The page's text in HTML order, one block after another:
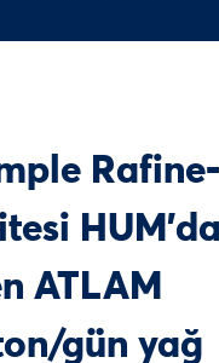
Rafine-
ATLAM
gün yağ